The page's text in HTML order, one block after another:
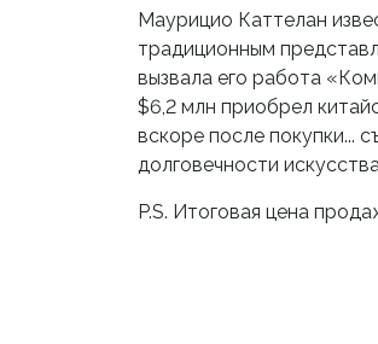
Маурицио Каттелан
традиционным
вызвала его работа
$6,2 млн приобрел
вскоре после покупки...
долговечности
P.S. Итоговая цена